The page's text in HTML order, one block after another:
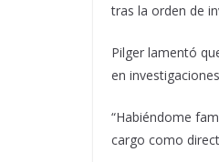
tras la orden de
Pilger lamentó
en
“Habiéndome
cargo como